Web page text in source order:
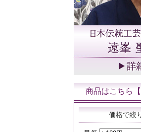
商品はこちら【
価格で絞